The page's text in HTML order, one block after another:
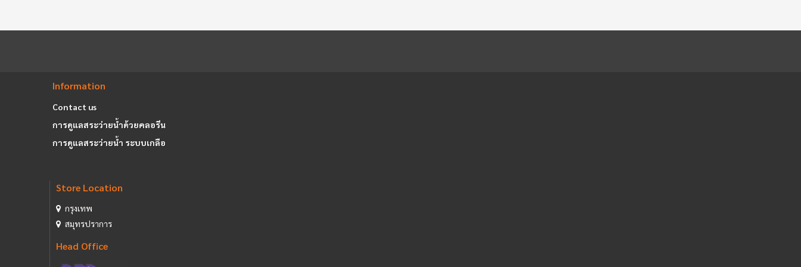
Information
Contact us
การดูแลสระว่ายน้ำด้วยคลอรีน
การดูแลสระว่ายน้ำ ระบบเกลือ
Store Location
กรุงเทพ
สมุทรปราการ
Head Office